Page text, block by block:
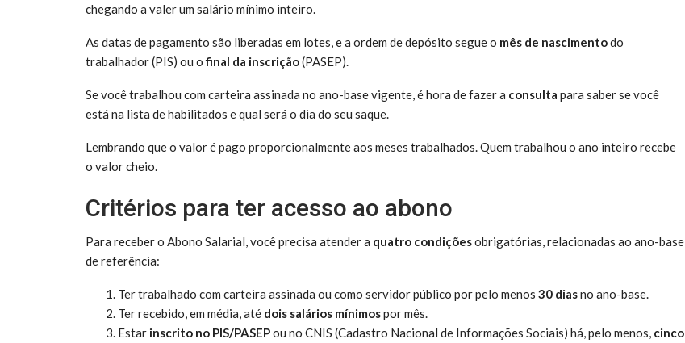
chegando a valer um salário mínimo inteiro.
As datas de pagamento são liberadas em lotes, e a ordem de depósito segue o mês de nascimentodo
trabalhador (PIS) ou ofinal da inscrição(PASEP).
Se você trabalhou com carteira assinada no ano-base vigente, é hora de fazer a consulta para saber se você
está na lista de habilitados e qual será o dia do seu saque.
Lembrando que o valor é pago proporcionalmente aos meses trabalhados. Quem trabalhou o ano inteiro recebe
o valor cheio.
Critérios para ter acesso ao abono
Para receber o Abono Salarial, você precisa atender a quatro condiçõesobrigatórias, relacionadas ao ano-base
de referência:
Ter trabalhado com carteira assinada ou como servidor público por pelo menos 30 diasno ano-base.
Ter recebido, em média, até dois salários mínimospor mês.
Estar inscrito no PIS/PASEPou no CNIS (Cadastro Nacional de Informações Sociais) há, pelo menos, cinco